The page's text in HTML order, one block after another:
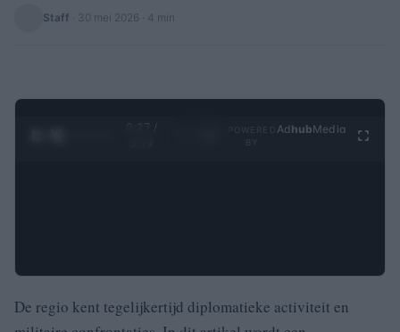
Staff 30 mei 2026 · 4 min
0:28 /
Ad hubMedia
De regio kent tegelijkertijd diplomatieke activiteit en